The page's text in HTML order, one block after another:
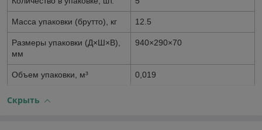
Масса упаковки (брутто), кг 12.5
Размеры упаковки (Д×Ш×В),
мм
940×290×70
Объем упаковки, м³ 0,019
Скрыть